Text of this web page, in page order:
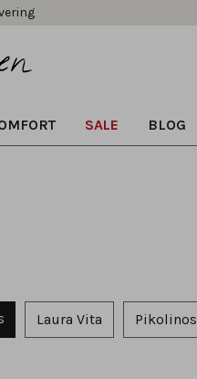
SALE BLOG
Laura Vita Pikolinos